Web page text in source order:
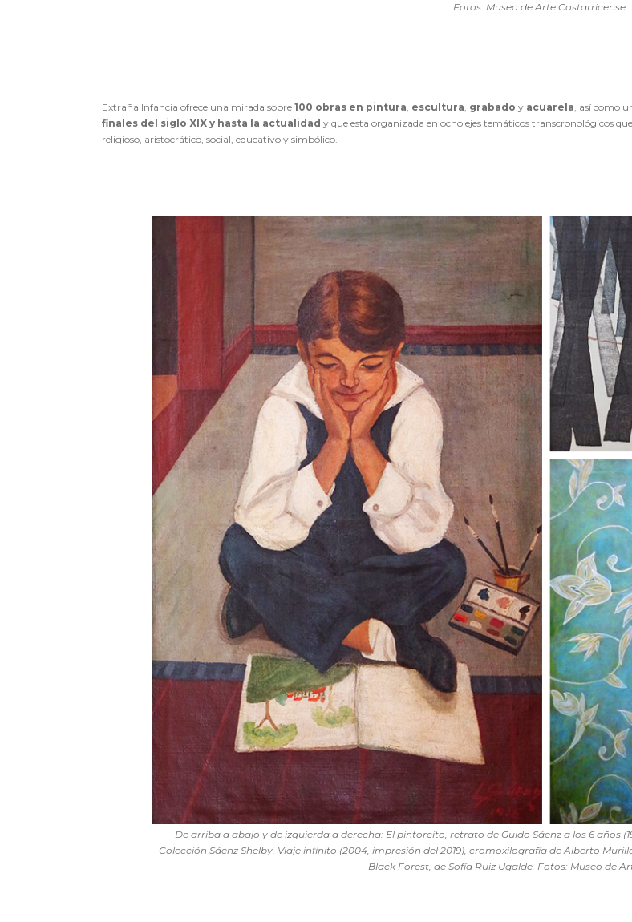
Fotos: Museo de Arte Costarricense
Extraña Infancia ofrece una mirada sobre 100 obras en pintura, escultura, grabado y acuarela, así como
finales del siglo XIX y hasta la actualidad y que esta organizada en ocho ejes temáticos transcronológicos
religioso, aristocrático, social, educativo y simbólico.
De arriba a abajo y de izquierda a derecha: El pintorcito, retrato de Guido Sáenz a los 6 años
Colección Sáenz Shelby. Viaje infinito (2004, impresión del 2019), cromoxilografía de Alberto
Black Forest, de Sofía Ruiz Ugalde. Fotos: Museo de